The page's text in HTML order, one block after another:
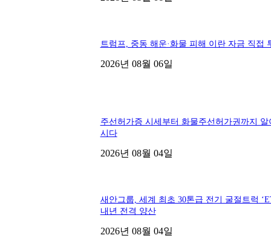
트럼프, 중동 해운·화물 피해 이란 자금 직접
2026년 08월 06일
주선허가증 시세부터 화물주선허가권까지 알
시다
2026년 08월 04일
새안그룹, 세계 최초 30톤급 전기 굴절트럭
내년 전격 양산
2026년 08월 04일